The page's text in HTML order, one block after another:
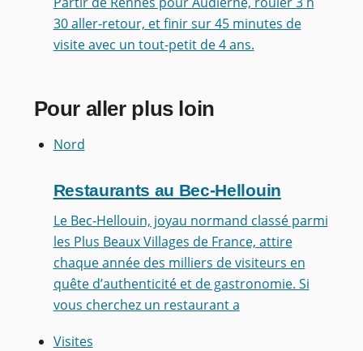
30 aller-retour, et finir sur 45 minutes de
visite avec un tout-petit de 4 ans.
Pour aller plus loin
Nord
Restaurants au Bec-Hellouin
Le Bec-Hellouin, joyau normand classé parmi
les Plus Beaux Villages de France, attire
chaque année des milliers de visiteurs en
quête d’authenticité et de gastronomie. Si
vous cherchez un restaurant a
Visites